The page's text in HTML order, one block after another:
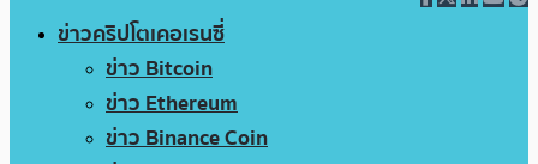
ข่าวคริปโตเคอเรนซี่
ข่าว Bitcoin
ข่าว Ethereum
ข่าว Binance Coin